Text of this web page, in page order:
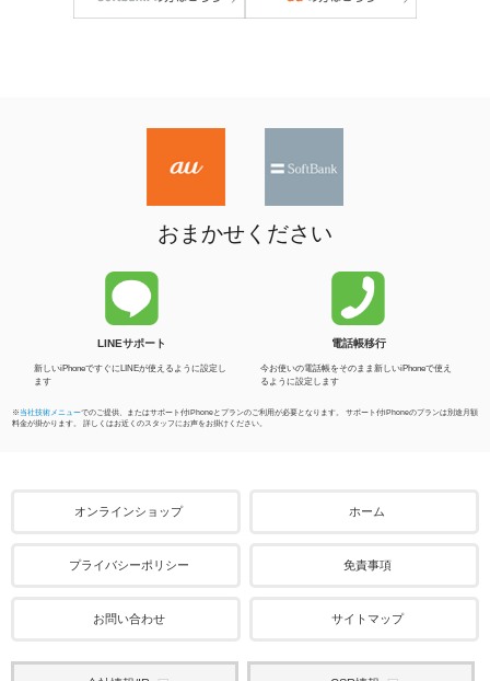
おまかせください
LINEサポート
新しいiPhoneですぐにLINEが使えるように設定し
ます
電話帳移行
今お使いの電話帳をそのまま新しいiPhoneで使え
るように設定します
※当社技術メニューでのご提供、またはサポート付iPhoneとプランのご利用が必要となります。 サポート付iPhoneのプランは別途月額
料金が掛かります。 詳しくはお近くのスタッフにお声をお掛けください。
オンラインショップ ホーム
プライバシーポリシー 免責事項
お問い合わせ サイトマップ